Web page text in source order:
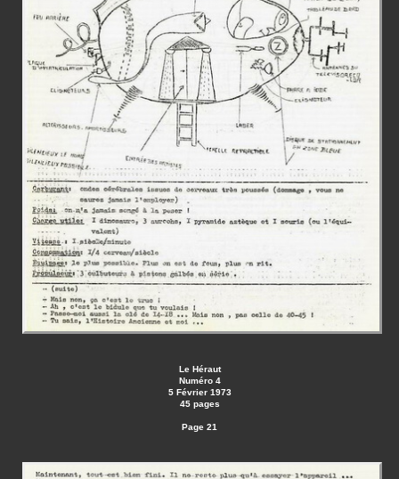
Le Héraut
Numéro 4
5 Février 1973
45 pages
Page 21